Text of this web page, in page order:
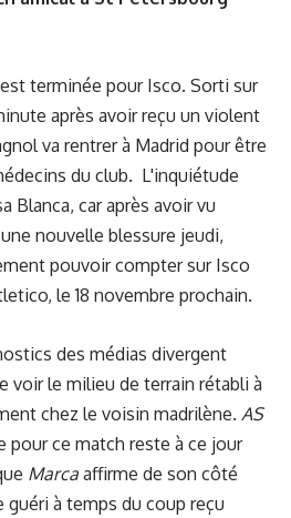
terminée pour Isco. Sorti sur
après avoir reçu un violent
va rentrer à Madrid pour être
du club. L'inquiétude
Blanca, car après avoir vu
nouvelle blessure jeudi,
pouvoir compter sur Isco
le 18 novembre prochain.
des médias divergent
voir le milieu de terrain rétabli à
chez le voisin madrilène. AS
pour ce match reste à ce jour
Marca affirme de son côté
guéri à temps du coup reçu